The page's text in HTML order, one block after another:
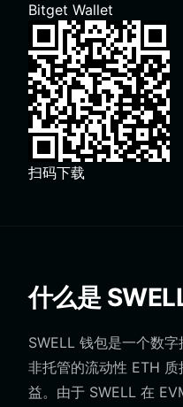
Bitget Wallet
扫码下载
什么是
SWELL 钱包是一个数
非托管的流动性 ETH
益。由于 SWELL 在